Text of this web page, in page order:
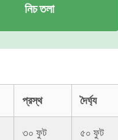
নিচ তলা
প্রস্থ দৈর্ঘ্য
৩০ ফুট ৫০ ফুট